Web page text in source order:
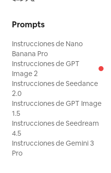
Prompts
Instrucciones de Nano
Banana Pro
Instrucciones de GPT
Image 2
Instrucciones de Seedance
2.0
Instrucciones de GPT Image
1.5
Instrucciones de Seedream
4.5
Instrucciones de Gemini 3
Pro